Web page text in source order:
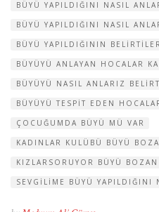
BÜYÜ YAPILDIĞINI NASIL
BÜYÜ YAPILDIĞINI NASIL
BÜYÜ YAPILDIĞININ
BÜYÜYÜ ANLAYAN HOCALAR
BÜYÜYÜ NASIL ANLARIZ
BÜYÜYÜ TESPIT EDEN
ÇOCUĞUMDA BÜYÜ MÜ VAR
KADINLAR KULÜBÜ BÜYÜ
KIZLARSORUYOR BÜYÜ
SEVGILIME BÜYÜ YAPILDIĞINI